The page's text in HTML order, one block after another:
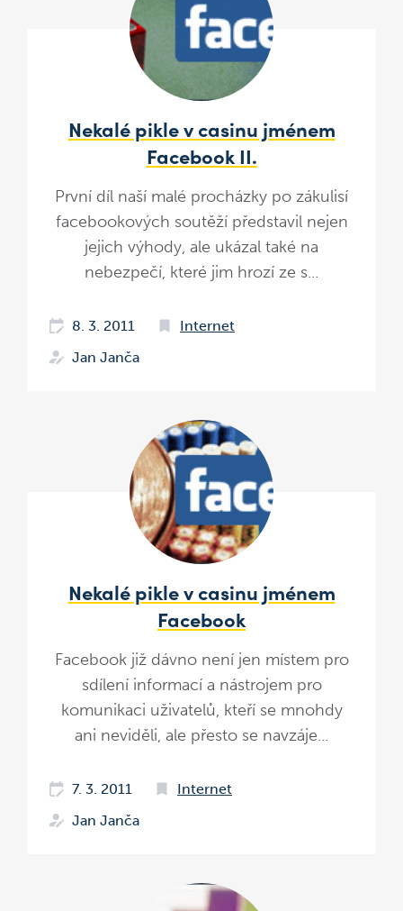
Nekalé pikle v casinu jménem
Facebook II.
První díl naší malé procházky po zákulisí
facebookových soutěží představil nejen
jejich výhody, ale ukázal také na
nebezpečí, které jim hrozí ze s...
8. 3. 2011
Internet
Jan Janča
Nekalé pikle v casinu jménem
Facebook
Facebook již dávno není jen místem pro
sdílení informací a nástrojem pro
komunikaci uživatelů, kteří se mnohdy
ani neviděli, ale přesto se navzáje...
7. 3. 2011
Internet
Jan Janča